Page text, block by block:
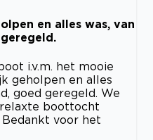
en alles was, van
i.v.m. het mooie
geholpen en alles
goed geregeld. We
boottocht
voor het